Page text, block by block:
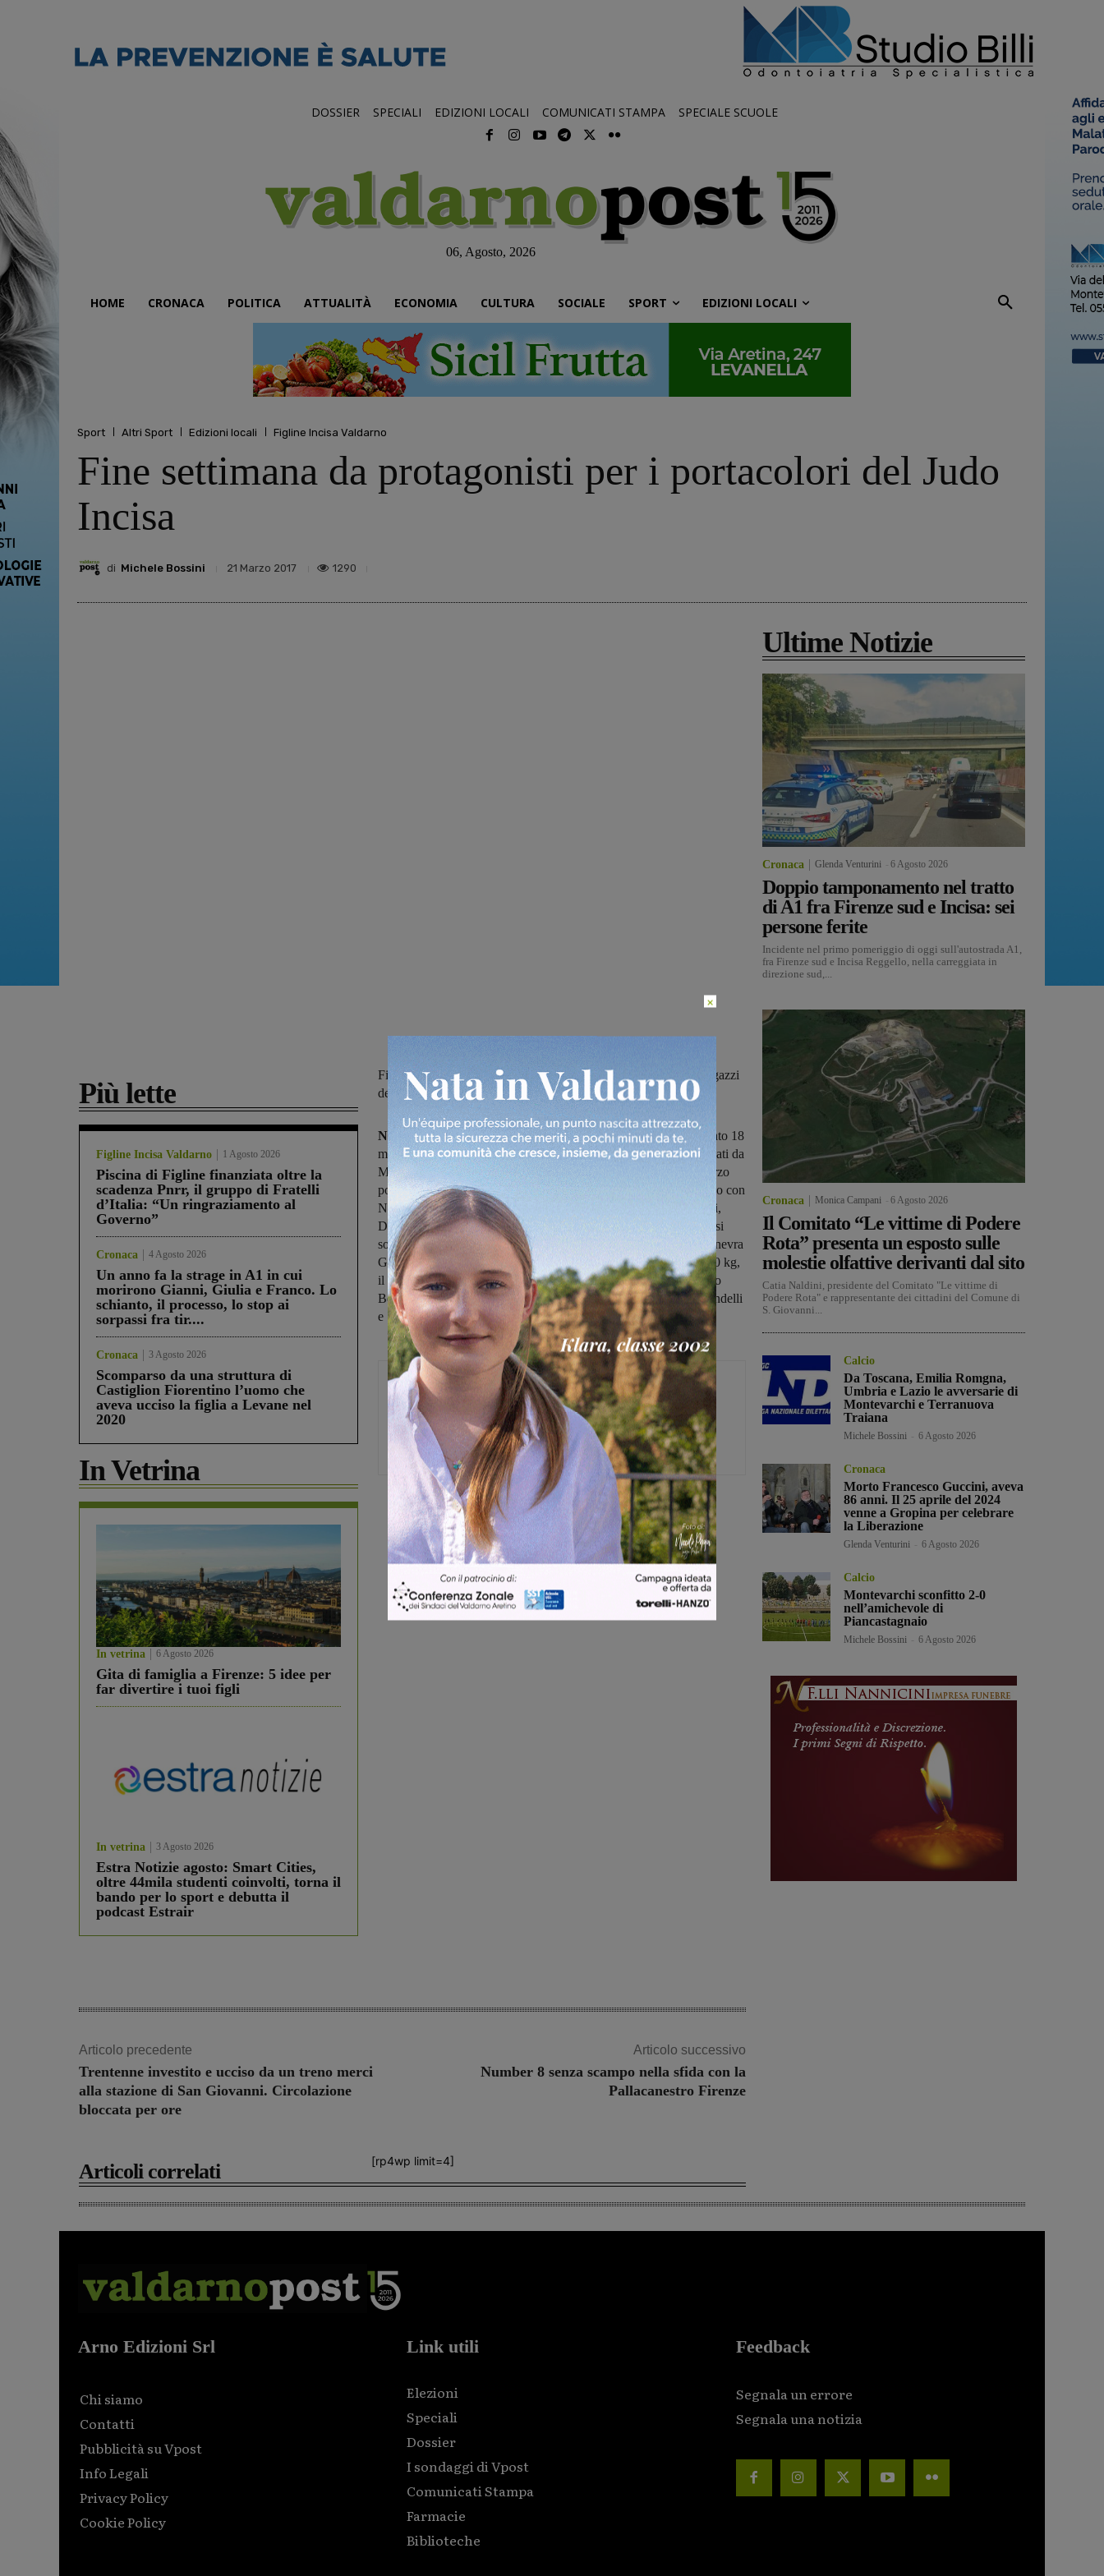
DOSSIER SPECIALI EDIZIONI LOCALI COMUNICATI STAMPA SPECIALE SCUOLE
06, Agosto, 2026
HOME CRONACA POLITICA ATTUALITÀ ECONOMIA CULTURA SOCIALE SPORT EDIZIONI LOCALI
Sport Altri Sport Edizioni locali Figline Incisa Valdarno
Fine settimana da protagonisti per i portacolori del Judo
Incisa
di Michele Bossini 21 Marzo 2017 1290
Più lette
Figline Incisa Valdarno 1 Agosto 2026
Piscina di Figline finanziata oltre la
scadenza Pnrr, il gruppo di Fratelli
d’Italia: “Un ringraziamento al
Governo”
Cronaca 4 Agosto 2026
Un anno fa la strage in A1 in cui
morirono Gianni, Giulia e Franco. Lo
schianto, il processo, lo stop ai
sorpassi fra tir....
Cronaca 3 Agosto 2026
Scomparso da una struttura di
Castiglion Fiorentino l’uomo che
aveva ucciso la figlia a Levane nel
2020
In Vetrina
In vetrina 6 Agosto 2026
Gita di famiglia a Firenze: 5 idee per
far divertire i tuoi figli
In vetrina 3 Agosto 2026
Estra Notizie agosto: Smart Cities,
oltre 44mila studenti coinvolti, torna il
bando per lo sport e debutta il
podcast Estrair
Fine settimana di gare con una serie di risultati importanti per i ragazzi
del Judo Incisa
Nella gara interregionale per bambinisvoltasi a Camaiore sabato 18
marzo (con circa 470 partecipanti), i ragazzi del Judo Incisa, allenati da
Massimliano Losi e Lucia Manneschi, hanno portato a casa un terzo
posto con Derk Bigi Gavirate e Cosimo Mastromatteo, un secondo con
Nikol Seri e il gradino più alto del podio con Niccolo Manganelli,
Diego Tiranno e Alessandro Castroreale.Il 19 marzo sul tatami
si
sono sfidati cinquecento ragazzi ed è arrivato il primo posto di Ginevra
Gonnelli nella categoria 44 kg, il quinto di Bernardo Guerri nei 60 kg,
il secondo di Lorenzo Cocchi fra i +80 kg, il secondo di Alessadro
Bettazzi Manneschi nei 60 kg, infine il primo posto di Andrea Fondelli
e Andrea Losi nelle categorie 80 e 40 kg.
Michele Bossini
Share
Articolo precedente
Trentenne investito e ucciso da un treno merci
alla stazione di San Giovanni. Circolazione
bloccata per ore
Articolo successivo
Number 8 senza scampo nella sfida con la
Pallacanestro Firenze
[rp4wp limit=4]
Articoli correlati
Ultime Notizie
Cronaca Glenda Venturini 6 Agosto 2026
Doppio tamponamento nel tratto
di A1 fra Firenze sud e Incisa: sei
persone ferite
Incidente nel primo pomeriggio di oggi sull'autostrada A1,
fra Firenze sud e Incisa Reggello, nella carreggiata in
direzione sud,...
Cronaca Monica Campani 6 Agosto 2026
Il Comitato “Le vittime di Podere
Rota” presenta un esposto sulle
molestie olfattive derivanti dal sito
Catia Naldini, presidente del Comitato "Le vittime di
Podere Rota" e rappresentante dei cittadini del Comune di
S. Giovanni...
Calcio
Da Toscana, Emilia Romgna,
Umbria e Lazio le avversarie di
Montevarchi e Terranuova
Traiana
Michele Bossini 6 Agosto 2026
Cronaca
Morto Francesco Guccini, aveva
86 anni. Il 25 aprile del 2024
venne a Gropina per celebrare
la Liberazione
Glenda Venturini 6 Agosto 2026
Calcio
Montevarchi sconfitto 2-0
nell’amichevole di
Piancastagnaio
Michele Bossini 6 Agosto 2026
Arno Edizioni Srl
Chi siamo
Contatti
Pubblicità su Vpost
Info Legali
Privacy Policy
Cookie Policy
Link utili
Elezioni
Speciali
Dossier
I sondaggi di Vpost
Comunicati Stampa
Farmacie
Biblioteche
Feedback
Segnala un errore
Segnala una notizia
×